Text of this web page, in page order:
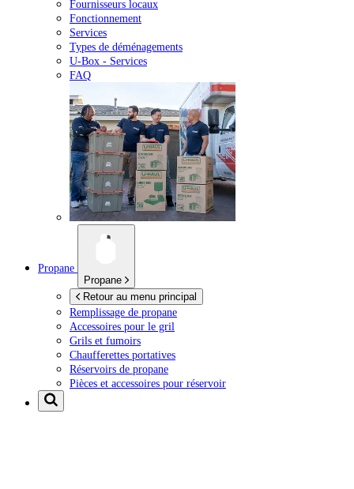
Fournisseurs locaux
Fonctionnement
Services
Types de déménagements
U-Box - Services
FAQ
Propane
Propane
Retour au menu principal
Remplissage de propane
Accessoires pour le gril
Grils et fumoirs
Chaufferettes portatives
Réservoirs de propane
Pièces et accessoires pour réservoir